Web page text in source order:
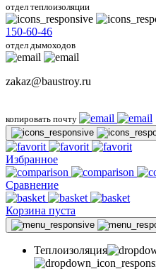
отдел теплоизоляции
150-60-46
отдел дымоходов
zakaz@baustroy.ru
копировать почту
Избранное
Сравнение
Корзина пуста
Теплоизоляция